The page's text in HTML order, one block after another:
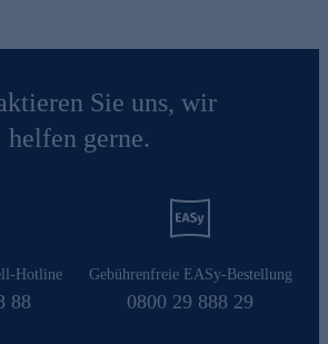
Sie uns, wir
helfen gerne.
Hotline
88
Gebührenfreie EASy-Bestellung
0800 29 888 29